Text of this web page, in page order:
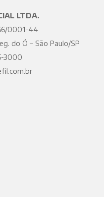
LTDA.
0001-44
do Ó – São Paulo/SP
3000